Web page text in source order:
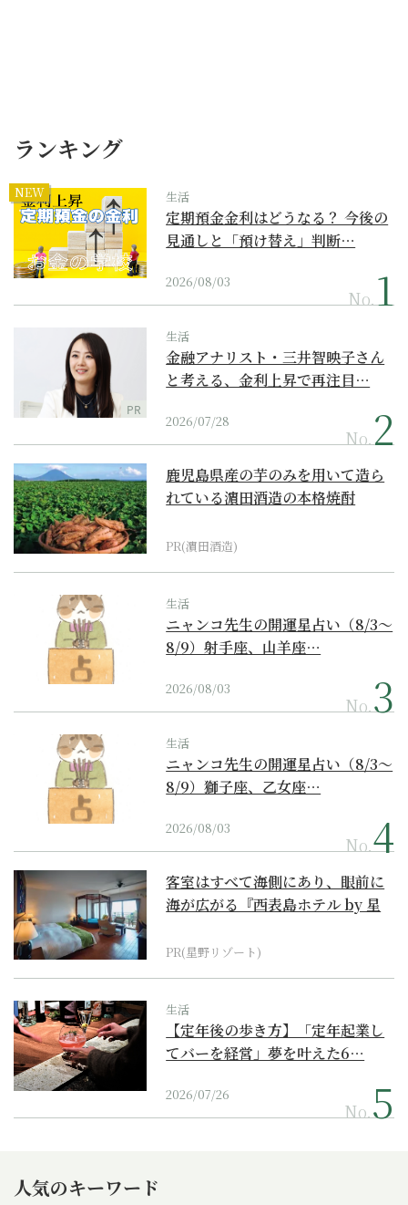
ランキング
NEW 生活
定期預金金利はどうなる？ 今後の
見通しと「預け替え」判断…
2026/08/03
No.
PR
生活
金融アナリスト・三井智映子さん
と考える、金利上昇で再注目…
2026/07/28
No.
鹿児島県産の芋のみを用いて造ら
れている濵田酒造の本格焼酎
PR(濵田酒造)
生活
ニャンコ先生の開運星占い（8/3～
8/9）射手座、山羊座…
2026/08/03
No.
生活
ニャンコ先生の開運星占い（8/3～
8/9）獅子座、乙女座…
2026/08/03
No.
客室はすべて海側にあり、眼前に
海が広がる『西表島ホテル by 星
PR(星野リゾート)
生活
【定年後の歩き方】「定年起業し
てバーを経営」夢を叶えた6…
2026/07/26
No.
人気のキーワード